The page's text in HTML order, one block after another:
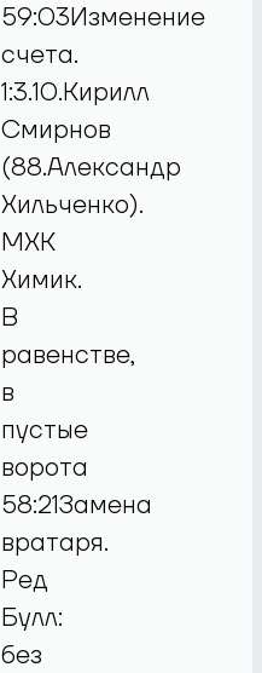
59:03Изменение
счета.
1:3.10.Кирилл
Смирнов
(88.Александр
Хильченко).
МХК
Химик.
В
равенстве,
в
пустые
ворота
58:21Замена
вратаря.
Ред
Булл:
без